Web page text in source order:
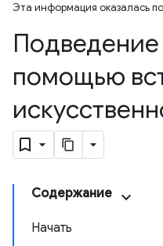
Эта информация оказалась
Подведение
помощью
Содержание
Начать